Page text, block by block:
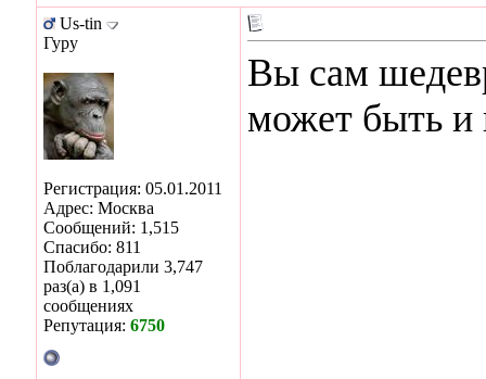
Us-tin
Гуру
Регистрация: 05.01.2011
Адрес: Москва
Сообщений: 1,515
Спасибо: 811
Поблагодарили 3,747
раз(а) в 1,091
сообщениях
Репутация: 6750
Вы сам
может быть и